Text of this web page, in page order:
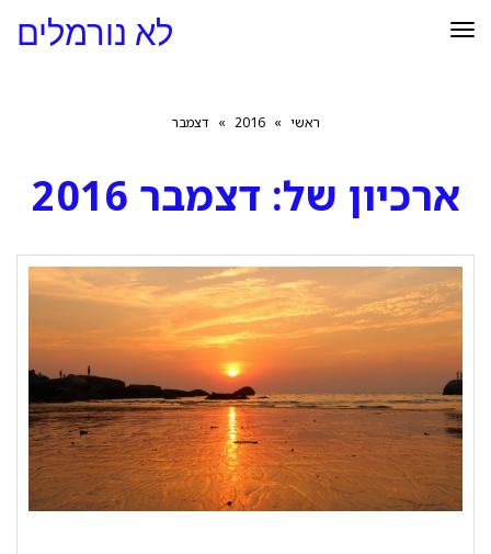
לא נורמלים תפריט
ראשי »
2016
» דצמבר
ארכיון של:דצמבר 2016